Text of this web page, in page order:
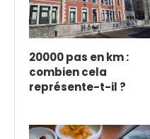
20000 pas en km :
combien cela
représente-t-il ?